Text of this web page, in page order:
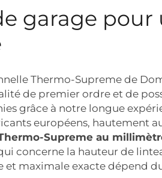
garage
Thermo-Supreme de
de premier ordre et de
grâce à notre longue
européens, hautement
Supreme au
concerne la hauteur de
et maximale exacte dépend